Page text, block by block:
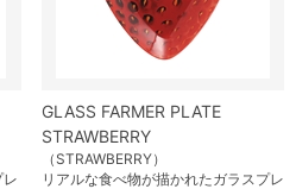
GLASS FARMER PLATE
STRAWBERRY
（STRAWBERRY）
リアルな食べ物が描かれたガラスプレ